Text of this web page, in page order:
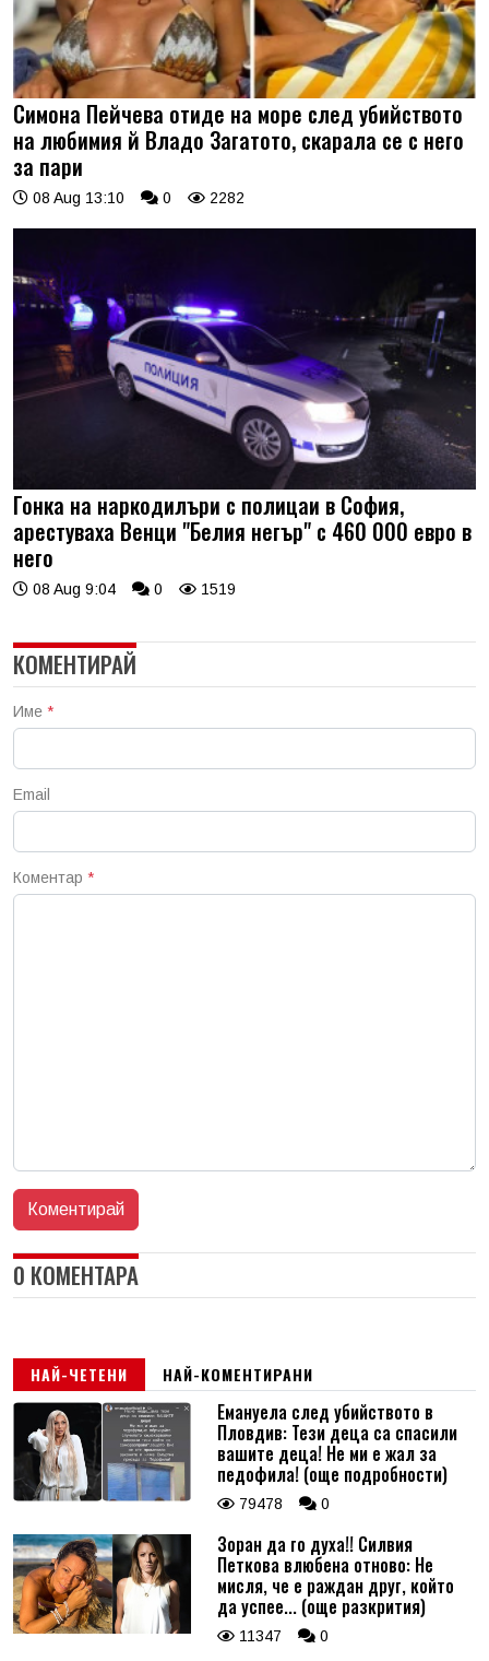
Симона Пейчева отиде на море след убийството
на любимия й Владо Загатото, скарала се с него
за пари
08 Aug 13:10 0 2282
Гонка на наркодилъри с полицаи в София,
арестуваха Венци "Белия негър" с 460 000 евро в
него
08 Aug 9:04 0 1519
КОМЕНТИРАЙ
Име *
Email
Коментар *
0 КОМЕНТАРА
НАЙ-ЧЕТЕНИ НАЙ-КОМЕНТИРАНИ
Емануела след убийството в
Пловдив: Тези деца са спасили
вашите деца! Не ми е жал за
педофила! (още подробности)
79478 0
Зоран да го духа!! Силвия
Петкова влюбена отново: Не
мисля, че е раждан друг, който
да успее... (още разкрития)
11347 0